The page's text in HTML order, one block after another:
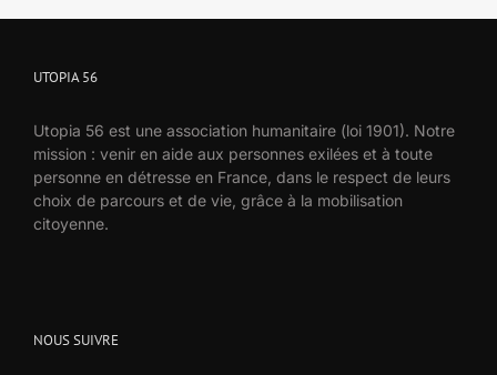
UTOPIA 56
Utopia 56 est une association humanitaire (loi 1901). Notre
mission : venir en aide aux personnes exilées et à toute
personne en détresse en France, dans le respect de leurs
choix de parcours et de vie, grâce à la mobilisation
citoyenne.
NOUS SUIVRE